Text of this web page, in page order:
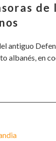
de
antiguo
albanés, en